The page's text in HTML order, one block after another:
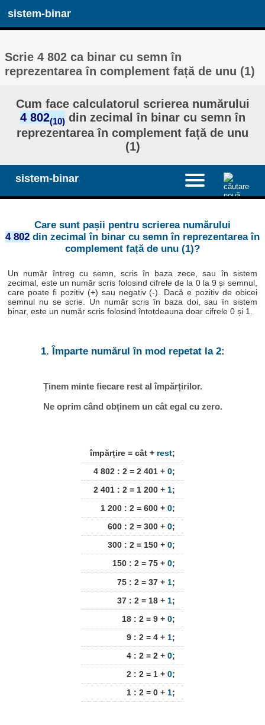
sistem-binar
Scrie 4 802 ca binar cu semn în
reprezentarea în complement față de unu (1)
Cum face calculatorul scrierea numărului
4 802(10) din zecimal în binar cu semn în
reprezentarea în complement față de unu
(1)
sistem-binar
Care sunt pașii pentru scrierea numărului
4 802 din zecimal în binar cu semn în reprezentarea în
complement față de unu (1)?
Un număr întreg cu semn, scris în baza zece, sau în sistem
zecimal, este un număr scris folosind cifrele de la 0 la 9 și semnul,
care poate fi pozitiv (+) sau negativ (-). Dacă e pozitiv de obicei
semnul nu se scrie. Un număr scris în baza doi, sau în sistem
binar, este un număr scris folosind întotdeauna doar cifrele 0 și 1.
1. Împarte numărul în mod repetat la 2:
Ținem minte fiecare rest al împărțirilor.
Ne oprim când obținem un cât egal cu zero.
împărțire = cât + rest;
4 802 : 2 = 2 401 + 0;
2 401 : 2 = 1 200 + 1;
1 200 : 2 = 600 + 0;
600 : 2 = 300 + 0;
300 : 2 = 150 + 0;
150 : 2 = 75 + 0;
75 : 2 = 37 + 1;
37 : 2 = 18 + 1;
18 : 2 = 9 + 0;
9 : 2 = 4 + 1;
4 : 2 = 2 + 0;
2 : 2 = 1 + 0;
1 : 2 = 0 + 1;